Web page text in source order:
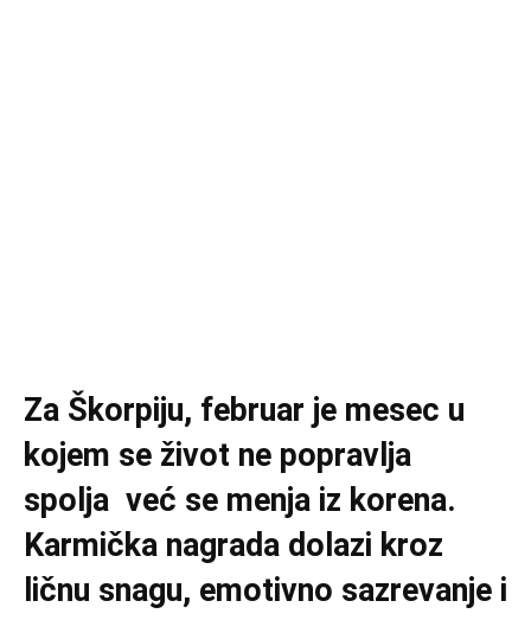
Za Škorpiju, februar je mesec u
kojem se život ne popravlja
spolja već se menja iz korena.
Karmička nagrada dolazi kroz
ličnu snagu, emotivno sazrevanje i